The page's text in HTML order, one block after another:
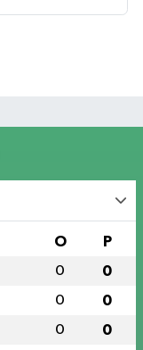
O P
0 0
0 0
0 0